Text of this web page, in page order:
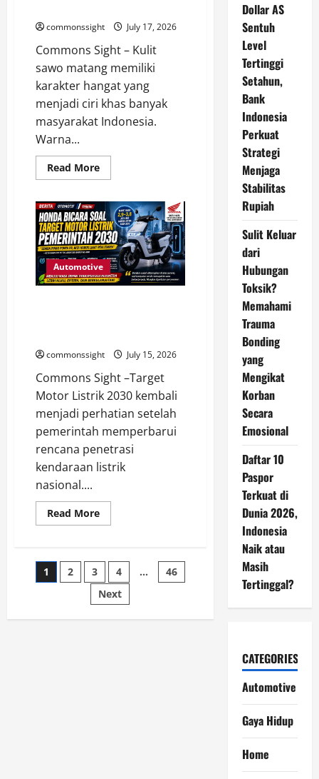
commonssight July 17, 2026
Commons Sight – Kulit
sawo matang memiliki
karakter hangat yang
menjadi ciri khas banyak
masyarakat Indonesia.
Warna...
Read MoreRead
more
Warna
Baju
untuk
Kulit
Sawo
Matang
agar
Wajah
Terlihat
Automotive
commonssight July 15, 2026
Commons Sight –Target
Motor Listrik 2030 kembali
menjadi perhatian setelah
pemerintah memperbarui
rencana penetrasi
kendaraan listrik
nasional....
Read MoreRead
more
Tantangan
Target
Motor
Listrik
Indonesia
2030
Posts
pagination
1 2 3 4 …
46
Next
Dollar AS
Sentuh
Level
Tertinggi
Setahun,
Bank
Indonesia
Perkuat
Strategi
Menjaga
Stabilitas
Rupiah
Sulit Keluar
dari
Hubungan
Toksik?
Memahami
Trauma
Bonding
yang
Mengikat
Korban
Secara
Emosional
Daftar 10
Paspor
Terkuat di
Dunia 2026,
Indonesia
Naik atau
Masih
Tertinggal?
CATEGORIES
Automotive
Gaya Hidup
Home